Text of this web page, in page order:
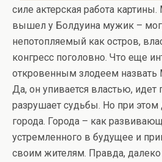
силе актерская работа
вышел у Болдуина мужик –
непотопляемый как остров,
конгресс поголовно. Что еще
откровенным злодеем назвать
Да, он упивается властью, идет
разрушает судьбы. Но при этом
города. Города – как
устремленного в будущее и
своим жителям. Правда,